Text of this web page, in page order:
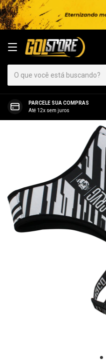
PARCELE SUA COMPRAS
Até 12x sem juros